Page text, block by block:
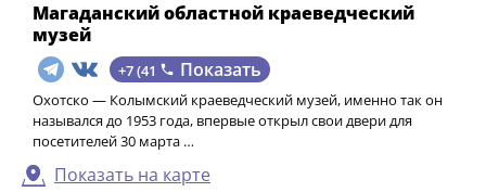
Магаданский областной краеведческий
музей
+7 (41 Показать
Охотско — Колымский краеведческий музей, именно так он
назывался до 1953 года, впервые открыл свои двери для
посетителей 30 марта …
Показать на карте